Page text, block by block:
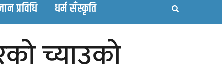
प्रविधि धर्म सँस्कृति
च्याउको